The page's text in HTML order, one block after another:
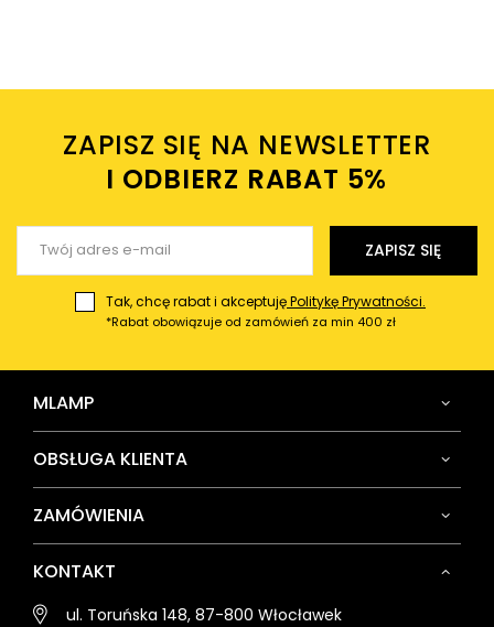
Twoje imię
Twój email
ZAPISZ SIĘ NA NEWSLETTER
I ODBIERZ RABAT 5%ㅤ
ZAPISZ SIĘ
Tak, chcę rabat i akceptujęPolitykę Prywatności.
*Rabat obowiązuje od zamówień za min 400 zł
MLAMP
OBSŁUGA KLIENTA
ZAMÓWIENIA
KONTAKT
ul. Toruńska 148, 87-800 Włocławek